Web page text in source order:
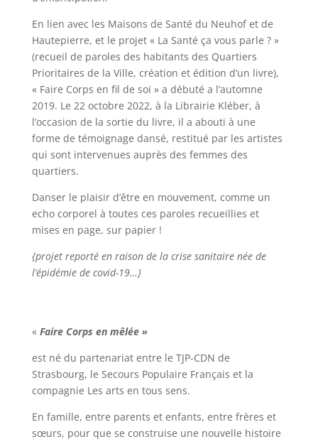
En lien avec les Maisons de Santé du Neuhof et de
Hautepierre, et le projet « La Santé ça vous parle ? »
(recueil de paroles des habitants des Quartiers
Prioritaires de la Ville, création et édition d’un livre),
« Faire Corps en fil de soi » a débuté a l’automne
2019. Le 22 octobre 2022, à la Librairie Kléber, à
l’occasion de la sortie du livre, il a abouti à une
forme de témoignage dansé, restitué par les artistes
qui sont intervenues auprès des femmes des
quartiers.
Danser le plaisir d’être en mouvement, comme un
echo corporel à toutes ces paroles recueillies et
mises en page, sur papier !
{projet reporté en raison de la crise sanitaire née de
l’épidémie de covid-19…}
« Faire Corps en mêlée»
est né du partenariat entre le TJP-CDN de
Strasbourg, le Secours Populaire Français et la
compagnie Les arts en tous sens.
En famille, entre parents et enfants, entre frères et
sœurs, pour que se construise une nouvelle histoire